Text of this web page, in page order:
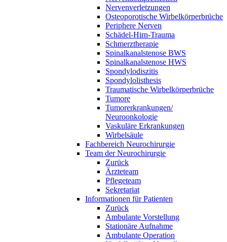
Nervenverletzungen
Osteoporotische Wirbelkörperbrüche
Periphere Nerven
Schädel-Hirn-Trauma
Schmerztherapie
Spinalkanalstenose BWS
Spinalkanalstenose HWS
Spondylodiszitis
Spondylolisthesis
Traumatische Wirbelkörperbrüche
Tumore
Tumorerkrankungen/
Neuroonkologie
Vaskuläre Erkrankungen
Wirbelsäule
Fachbereich Neurochirurgie
Team der Neurochirurgie
Zurück
Ärzteteam
Pflegeteam
Sekretariat
Informationen für Patienten
Zurück
Ambulante Vorstellung
Stationäre Aufnahme
Ambulante Operation